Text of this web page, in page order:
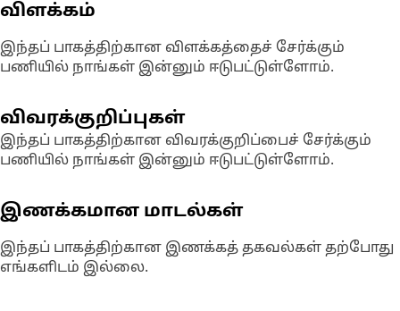
விளக்கம்
இந்தப் பாகத்திற்கான விளக்கத்தைச் சேர்க்கும்
பணியில் நாங்கள் இன்னும் ஈடுபட்டுள்ளோம்.
விவரக்குறிப்புகள்
இந்தப் பாகத்திற்கான விவரக்குறிப்பைச் சேர்க்கும்
பணியில் நாங்கள் இன்னும் ஈடுபட்டுள்ளோம்.
இணக்கமான மாடல்கள்
இந்தப் பாகத்திற்கான இணக்கத் தகவல்கள் தற்போது
எங்களிடம் இல்லை.